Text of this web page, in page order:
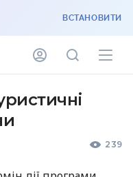
ВСТАНОВИТИ
239